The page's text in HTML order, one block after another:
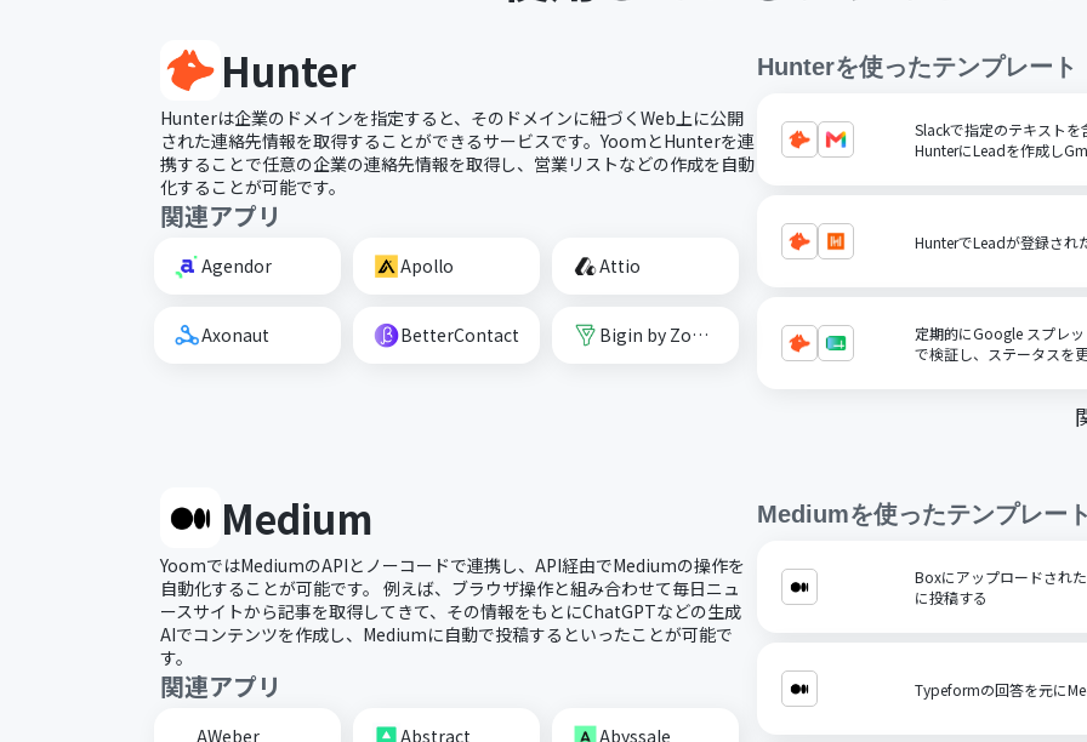
Hunter
Hunterは企業のドメインを指定すると、そのドメインに紐づくWeb上に公開
された連絡先情報を取得することができるサービスです。YoomとHunterを連
携することで任意の企業の連絡先情報を取得し、営業リストなどの作成を自動
化することが可能です。
関連アプリ
Agendor Apollo Attio
Axonaut BetterContact Bigin by Zoho CRM
Hunterを使ったテンプレート
Slackで指定のテキスト
HunterにLeadを作成し
HunterでLeadが登録され
定期的にGoogle スプレ
で検証し、ステータスを
Medium
YoomではMediumのAPIとノーコードで連携し、API経由でMediumの操作を
自動化することが可能です。 例えば、ブラウザ操作と組み合わせて毎日ニュ
ースサイトから記事を取得してきて、その情報をもとにChatGPTなどの生成
AIでコンテンツを作成し、Mediumに自動で投稿するといったことが可能で
す。
関連アプリ
AWeber Abstract Abyssale
Mediumを使ったテンプレー
Boxにアップロードされ
に投稿する
Typeformの回答を元に